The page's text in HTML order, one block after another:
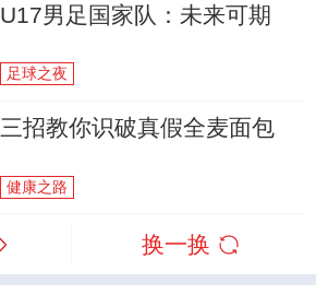
U17男足国家队：未来可期
足球之夜
三招教你识破真假全麦面包
健康之路
换一换